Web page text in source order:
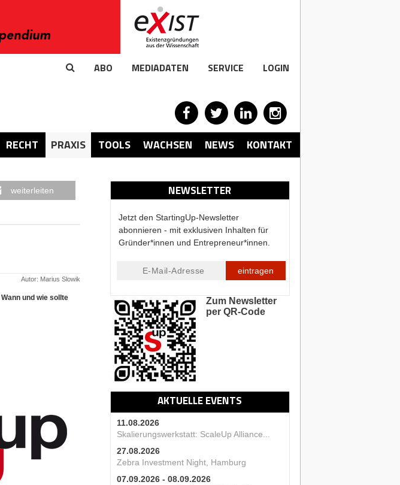
ABO MEDIADATEN SERVICE LOGIN
RECHT PRAXIS TOOLS WACHSEN NEWS KONTAKT
NEWSLETTER
Jetzt den StartingUp-Newsletter
abonnieren - mit exklusiven Inhalten für
Gründer*innen und Entrepreneur*innen.
eintragen
Zum Newsletter
per QR-Code
AKTUELLE EVENTS
11.08.2026
Skalierungswerkstatt: ScaleUp Alliance...
27.08.2026
Zebra Investment Night, Hamburg
07.09.2026 - 08.09.2026
weiterleiten
Autor: Marius Slowik
und wie sollte